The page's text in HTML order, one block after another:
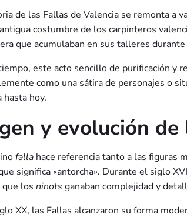
de las Fallas de Valencia se remonta a
costumbre de los carpinteros
que acumulaban en sus talleres
este acto sencillo de purificación y
como una sátira de personajes o
hasta hoy.
y evolución de
falla hace referencia tanto a las figuras
significa «antorcha». Durante el siglo
los ninots ganaban complejidad y
XX, las Fallas alcanzaron su forma